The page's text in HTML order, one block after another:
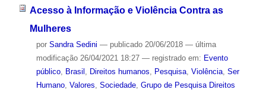
Acesso à Informação e Violência Contra as
Mulheres
por Sandra Sedini — publicado20/06/2018 — última
modificação26/04/2021 18:27 — registrado em: Evento
público, Brasil Direitos humanos Pesquisa, Violência, Ser
Humano, Valores Sociedade, Grupo de Pesquisa Direitos